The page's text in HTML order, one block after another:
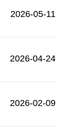
2026-05-11
2026-04-24
2026-02-09